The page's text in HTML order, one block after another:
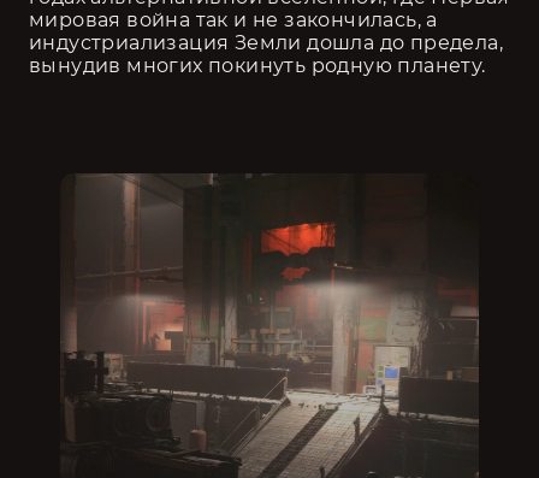
мировая война так и не закончилась, а
индустриализация Земли дошла до предела,
вынудив многих покинуть родную планету.